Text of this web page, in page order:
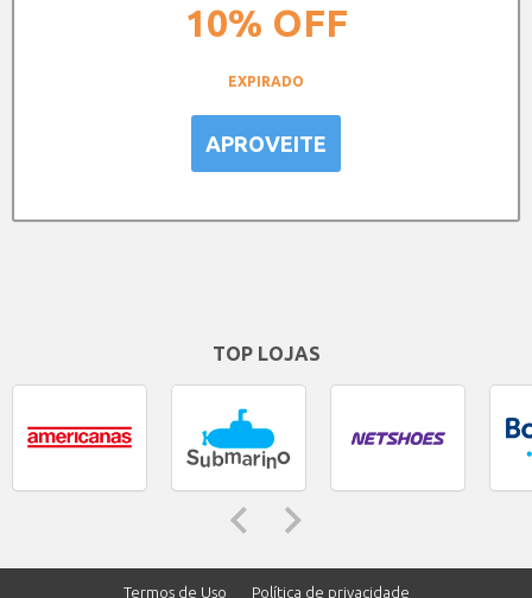
10% OFF
EXPIRADO
APROVEITE
TOP LOJAS
Termos de Uso Política de privacidade